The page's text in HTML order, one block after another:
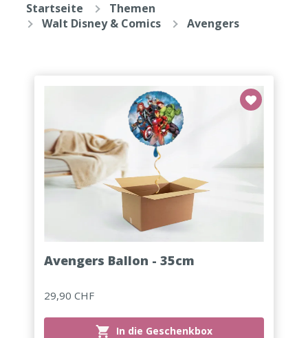
Startseite
Themen
Walt Disney & Comics
Avengers
Avengers Ballon - 35cm
29,90 CHF
In die Geschenkbox